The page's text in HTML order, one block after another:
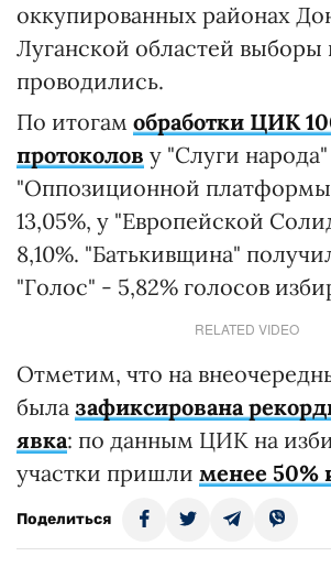
оккупированных районах
Луганской областей выборы
проводились.
По итогам обработки ЦИК
протоколов у "Слуги народа"
"Оппозиционной
13,05%, у "Европейской
8,10%. "Батькивщина"
"Голос" - 5,82% голосов
RELATED VIDEO
Отметим, что на
была зафиксирована
явка: по данным ЦИК на
участки пришли менее 50%
Поделиться